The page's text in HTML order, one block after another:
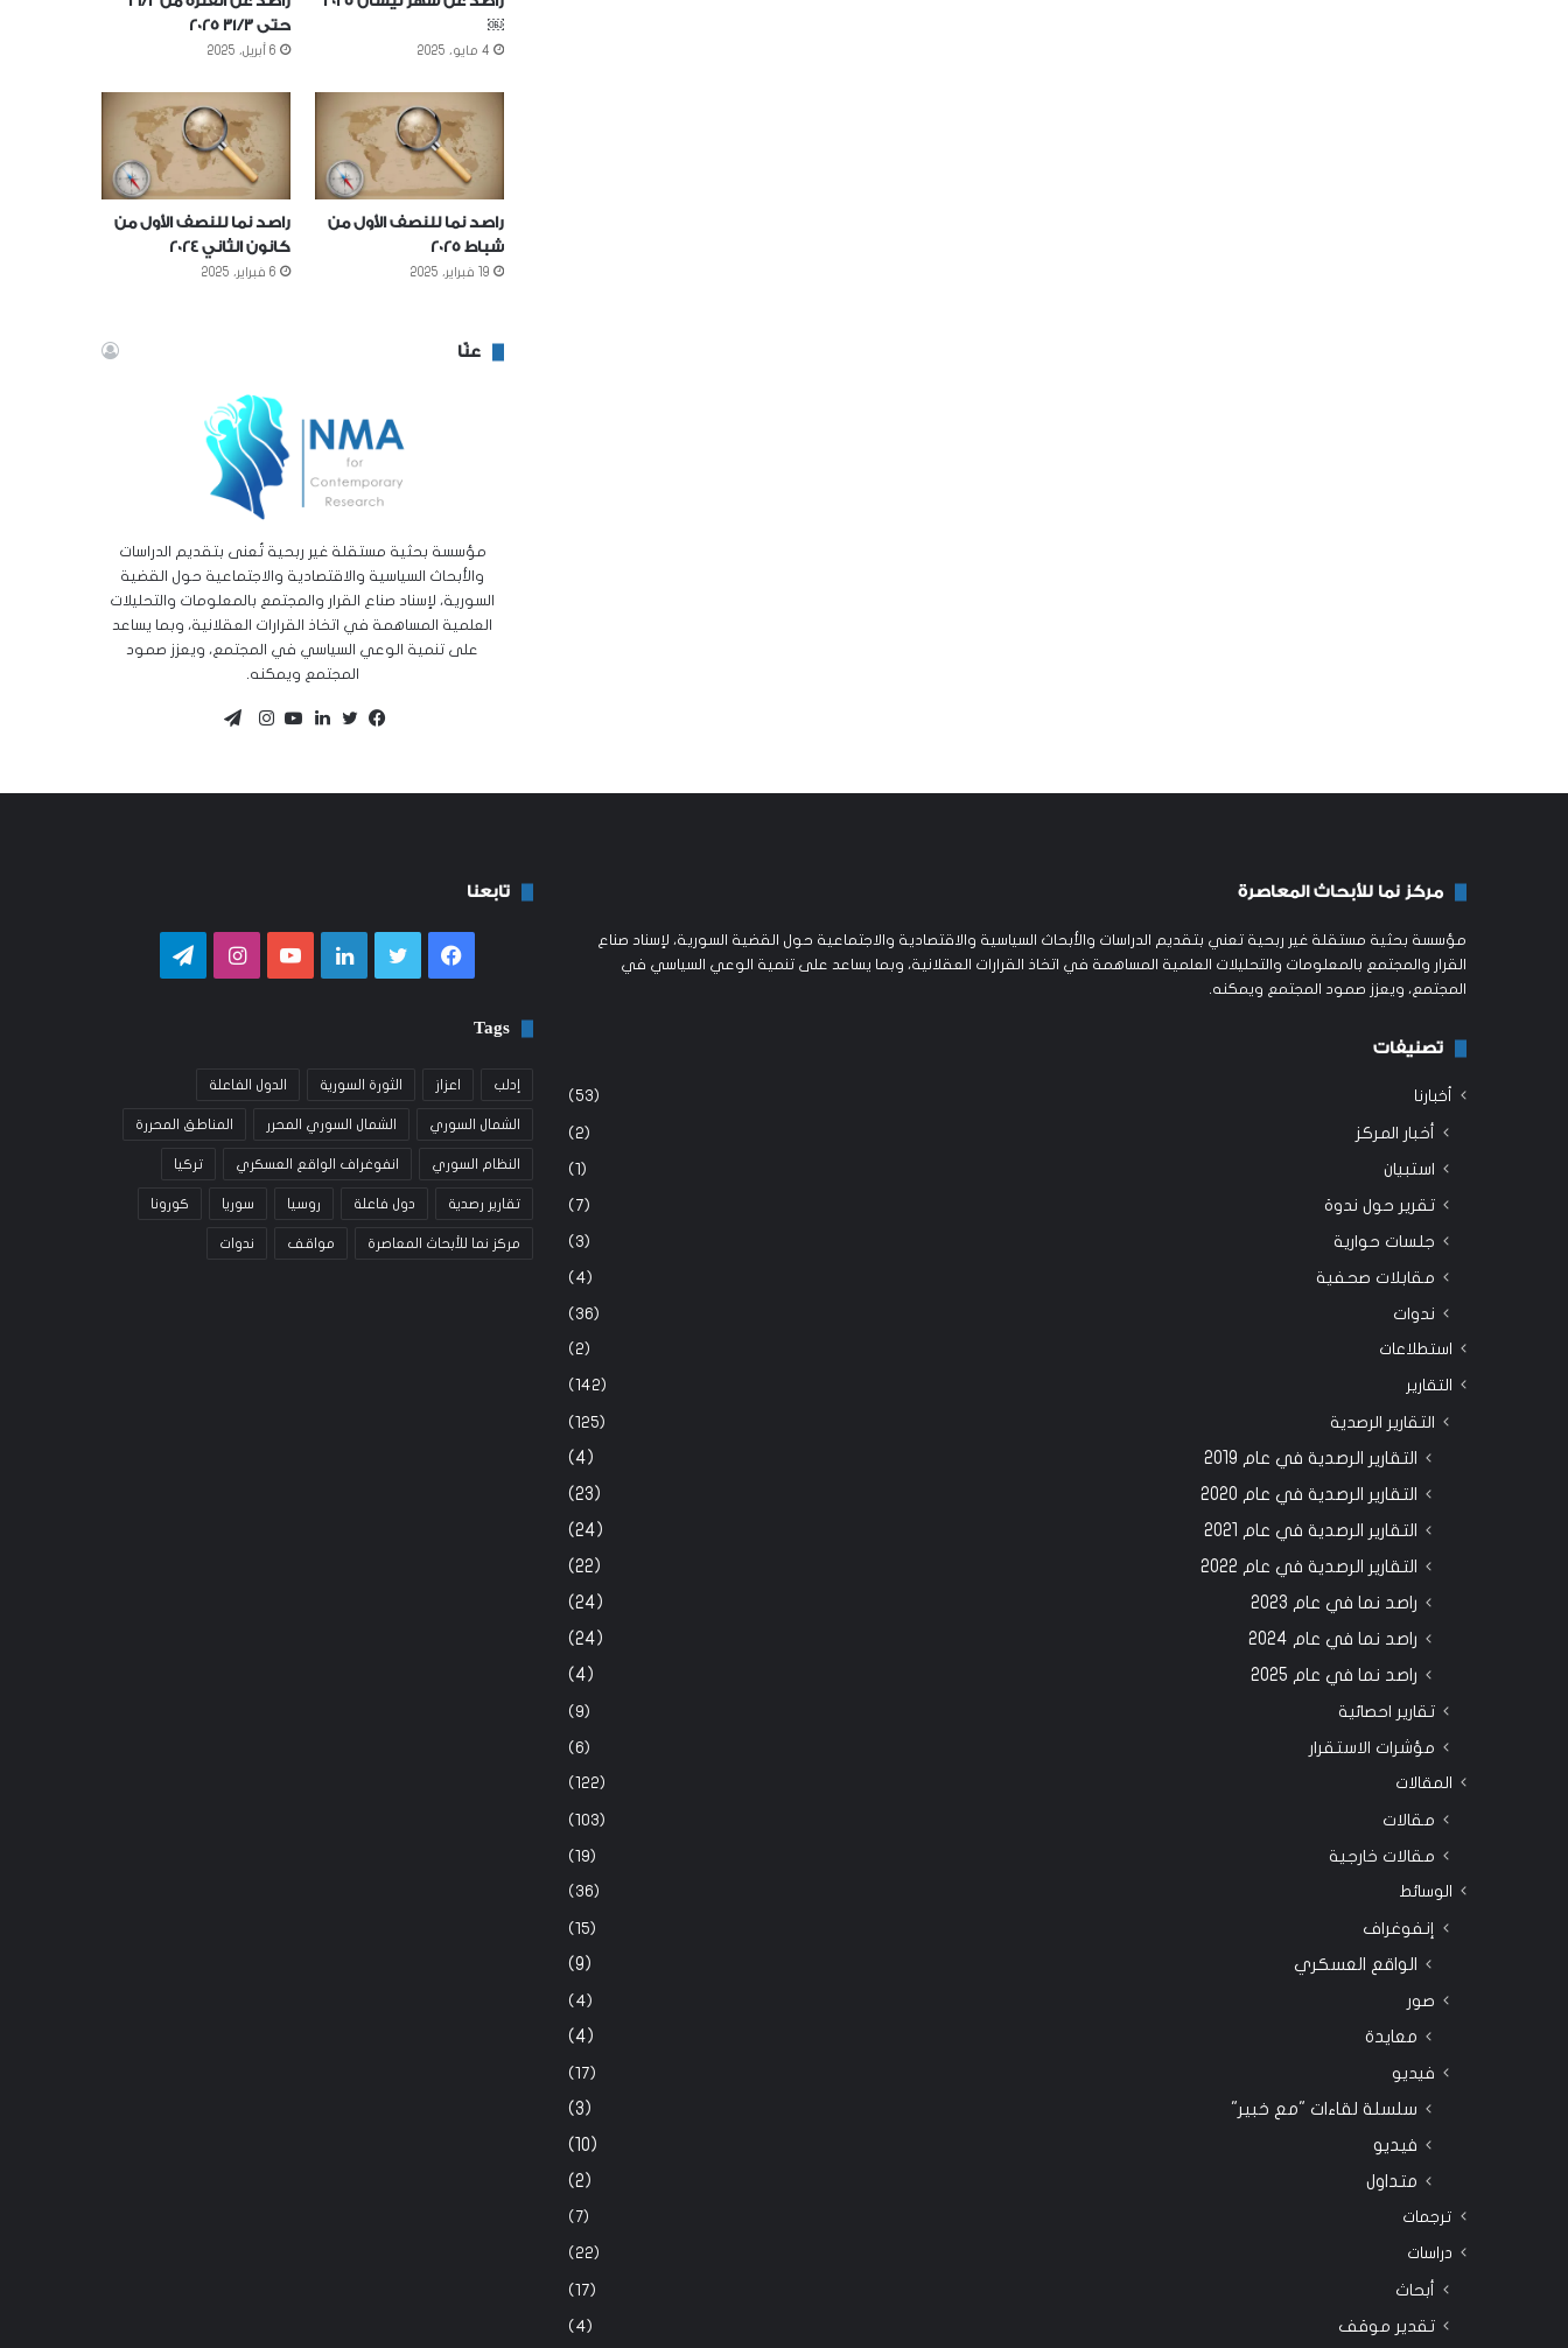
￼
4 مايو، 2025
حتى 31/3 2025
6 أبريل، 2025
راصد نما للنصف الأول من
شباط 2025
19 فبراير، 2025
راصد نما للنصف الأول من
كانون الثاني 2024
6 فبراير، 2025
عنّا
مؤسسة بحثية مستقلة غير ربحية تُعنى بتقديم الدراسات
والأبحاث السياسية والاقتصادية والاجتماعية حول القضية
السورية، لإسناد صناع القرار والمجتمع بالمعلومات والتحليلات
العلمية المساهمة في اتخاذ القرارات العقلانية، وبما يساعد
على تنمية الوعي السياسي في المجتمع، ويعزز صمود
المجتمع ويمكنه.
مركز نما للأبحاث المعاصرة
مؤسسة بحثية مستقلة غير ربحية تعني بتقديم الدراسات والأبحاث السياسية والاقتصادية والاجتماعية حول القضية السورية، لإسناد صناع
القرار والمجتمع بالمعلومات والتحليلات العلمية المساهمة في اتخاذ القرارات العقلانية، وبما يساعد على تنمية الوعي السياسي في
المجتمع، ويعزز صمود المجتمع ويمكنه.
تصنيفات
أخبارنا (53)
أخبار المركز (2)
استبيان (1)
تقرير حول ندوة (7)
جلسات حوارية (3)
مقابلات صحفية (4)
ندوات (36)
استطلاعات (2)
التقارير (142)
التقارير الرصدية (125)
التقارير الرصدية في عام 2019
(4)
التقارير الرصدية في عام 2020
(23)
التقارير الرصدية في عام 2021
(24)
التقارير الرصدية في عام 2022
(22)
راصد نما في عام 2023
(24)
راصد نما في عام 2024
(24)
راصد نما في عام 2025
(4)
تقارير احصائية (9)
مؤشرات الاستقرار (6)
المقالات (122)
مقالات (103)
مقالات خارجية (19)
الوسائط (36)
إنفوغراف (15)
الواقع العسكري (9)
صور (4)
معايدة (4)
فيديو (17)
سلسلة لقاءات "مع خبير"
(3)
فيديو
(10)
متداول
(2)
ترجمات (7)
دراسات (22)
أبحاث (17)
تقدير موقف (4)
تابعنا
فيسبوكتويتر لينكدإنيوتيوبانستقرامتيلقرام
Tags
إدلب اعزاز الثورة السورية الدول الفاعلة
الشمال السوري الشمال السوري المحرر المناطق المحررة
النظام السوري انفوغراف الواقع العسكري تركيا
تقارير رصدية دول فاعلة روسيا سوريا كورونا
مركز نما للأبحاث المعاصرة مواقف ندوات